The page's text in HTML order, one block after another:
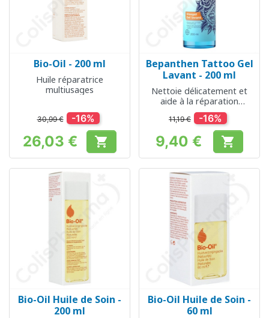
Bio-Oil - 200 ml
Huile réparatrice
multiusages
30,99 € -16%
Prix
26,03 € 
Bepanthen Tattoo Gel
Lavant - 200 ml
Nettoie délicatement et
aide à la réparation
cutanée
11,19 € -16%
Prix
9,40 € 
Bio-Oil Huile de Soin -
200 ml
Bio-Oil Huile de Soin -
60 ml